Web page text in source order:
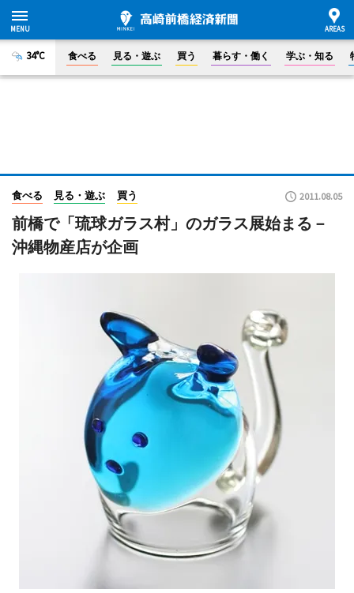
34°C 食べる 見る・遊ぶ 買う 暮らす・働く 学ぶ・知る
食べる 見る・遊ぶ 買う 2011.08.05
前橋で「琉球ガラス村」のガラス展始まる－
沖縄物産店が企画